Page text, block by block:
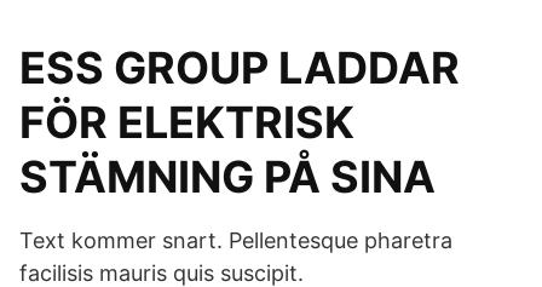
ESS GROUP LADDAR
FÖR ELEKTRISK
STÄMNING PÅ SINA
Text kommer snart. Pellentesque pharetra
facilisis mauris quis suscipit.